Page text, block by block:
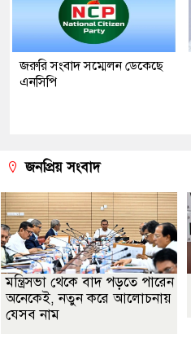
জরুরি সংবাদ সম্মেলন ডেকেছে
এনসিপি
জনপ্রিয় সংবাদ
মন্ত্রিসভা থেকে বাদ পড়তে পারেন
অনেকেই, নতুন করে আলোচনায়
যেসব নাম